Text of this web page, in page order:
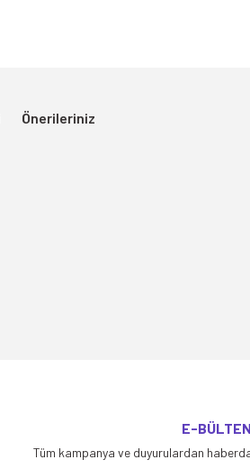
Önerileriniz
E-
Tüm kampanya ve duyurulardan